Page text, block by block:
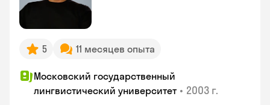
5 11 месяцев опыта
Московский государственный
лингвистический университет • 2003 г.